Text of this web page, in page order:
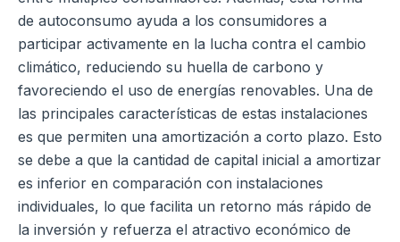
de autoconsumo ayuda a los consumidores a
participar activamente en la lucha contra el cambio
climático, reduciendo su huella de carbono y
favoreciendo el uso de energías renovables. Una de
las principales características de estas instalaciones
es que permiten una amortización a corto plazo. Esto
se debe a que la cantidad de capital inicial a amortizar
es inferior en comparación con instalaciones
individuales, lo que facilita un retorno más rápido de
la inversión y refuerza el atractivo económico de